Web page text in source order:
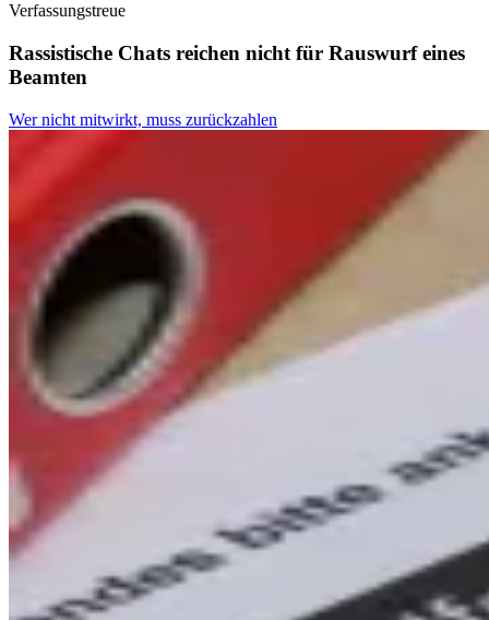
Verfassungstreue
Rassistische Chats reichen nicht für Rauswurf eines
Beamten
Wer nicht mitwirkt, muss zurückzahlen